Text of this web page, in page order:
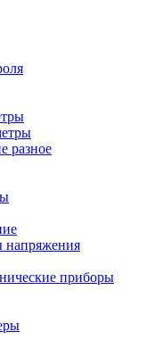
разное
напряжения
приборы